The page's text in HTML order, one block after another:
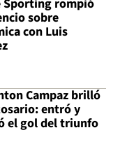
Sporting rompió
sobre
con Luis
Campaz brilló
entró y
el gol del triunfo